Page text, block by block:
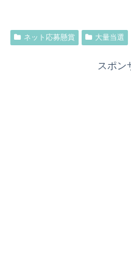
ネット応募懸賞 大量当選
スポン